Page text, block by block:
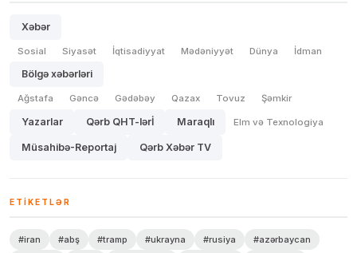
Xəbər
Sosial Siyasət İqtisadiyyat Mədəniyyət Dünya İdman
Bölgə xəbərləri
Ağstafa Gəncə Gədəbəy Qazax Tovuz Şəmkir
Yazarlar Qərb QHT-lərİ Maraqlı Elm və Texnologiya
Müsahibə-Reportaj Qərb Xəbər TV
ETIKETLƏR
#iran #abş #tramp #ukrayna #rusiya
#azərbaycan